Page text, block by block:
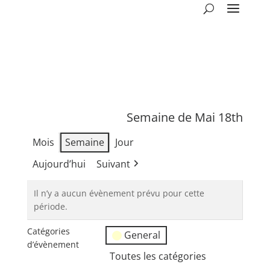
Semaine de Mai 18th
Mois Semaine
Jour
Aujourd’hui
Suivant
Il n’y a aucun évènement prévu pour cette
période.
Catégories
d’évènement
General
Toutes les catégories